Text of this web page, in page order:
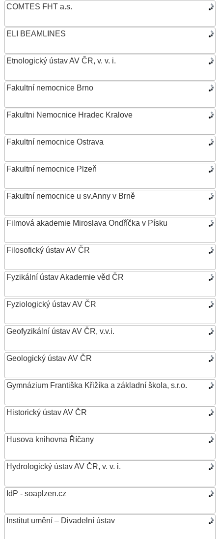
COMTES FHT a.s.
ELI BEAMLINES
Etnologický ústav AV ČR, v. v. i.
Fakultní nemocnice Brno
Fakultni Nemocnice Hradec Kralove
Fakultní nemocnice Ostrava
Fakultní nemocnice Plzeň
Fakultní nemocnice u sv.Anny v Brně
Filmová akademie Miroslava Ondříčka v Písku
Filosofický ústav AV ČR
Fyzikální ústav Akademie věd ČR
Fyziologický ústav AV ČR
Geofyzikální ústav AV ČR, v.v.i.
Geologický ústav AV ČR
Gymnázium Františka Křižíka a základní škola, s.r.o.
Historický ústav AV ČR
Husova knihovna Říčany
Hydrologický ústav AV ČR, v. v. i.
IdP - soaplzen.cz
Institut umění – Divadelní ústav